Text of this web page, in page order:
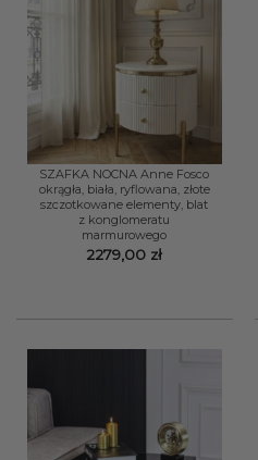
SZAFKA NOCNA Anne Fosco
okrągła, biała, ryflowana, złote
szczotkowane elementy, blat
z konglomeratu
marmurowego
2279,00 zł